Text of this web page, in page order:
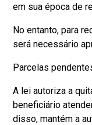
em sua época de
No entanto, para
será necessário
Parcelas
A lei autoriza a
beneficiário
disso, mantém a